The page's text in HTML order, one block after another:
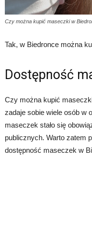
Czy można kupić maseczki w
Tak, w Biedronce można
Dostępność
Czy można kupić
zadaje sobie wiele osób w
maseczek stało się
publicznych. Warto zatem
dostępność maseczek w